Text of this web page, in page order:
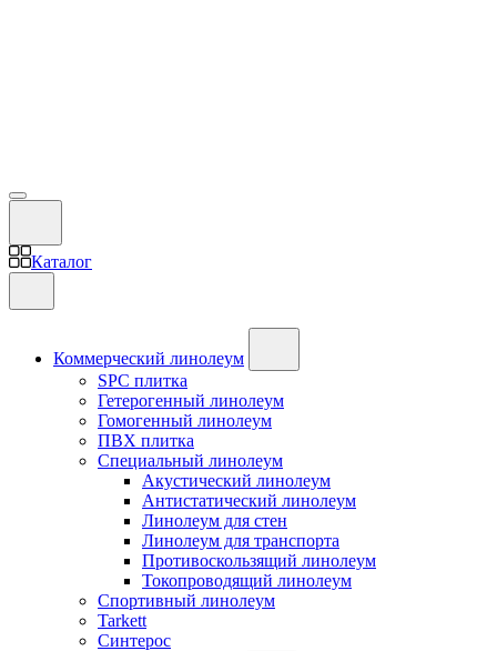
Каталог
Коммерческий линолеум
SPC плитка
Гетерогенный линолеум
Гомогенный линолеум
ПВХ плитка
Специальный линолеум
Акустический линолеум
Антистатический линолеум
Линолеум для стен
Линолеум для транспорта
Противоскользящий линолеум
Токопроводящий линолеум
Спортивный линолеум
Tarkett
Синтерос